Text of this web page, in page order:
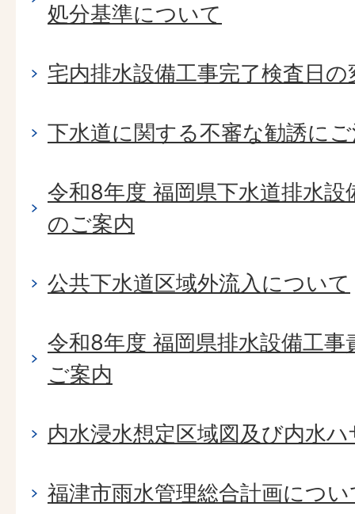
処分基準について
宅内排水設備工事完了検査日
下水道に関する不審な勧誘に
令和8年度 福岡県下水道排水設
のご案内
公共下水道区域外流入について
令和8年度 福岡県排水設備工事
ご案内
内水浸水想定区域図及び内水
福津市雨水管理総合計画につ